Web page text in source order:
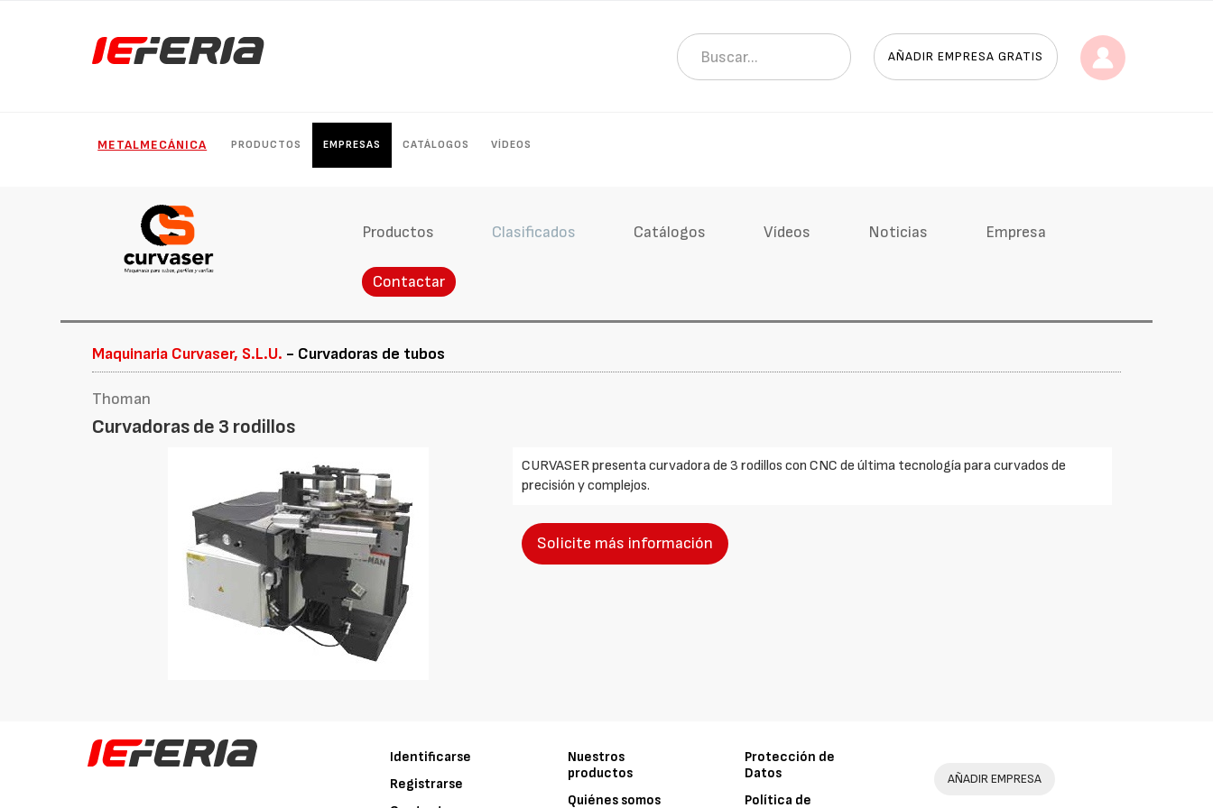
AÑADIR EMPRESA GRATIS
METALMECÁNICA PRODUCTOS EMPRESAS CATÁLOGOS VÍDEOS
Productos Clasificados Catálogos Vídeos Noticias Empresa
Contactar
Maquinaria Curvaser, S.L.U. - Curvadoras de tubos
Thoman
Curvadoras de 3 rodillos
CURVASER presenta curvadora de 3 rodillos con CNC de última tecnología para curvados de
precisión y complejos.
Solicite más información
Identificarse
Registrarse
Nuestros
productos
Quiénes somos
Protección de
Datos
Política de
AÑADIR EMPRESA